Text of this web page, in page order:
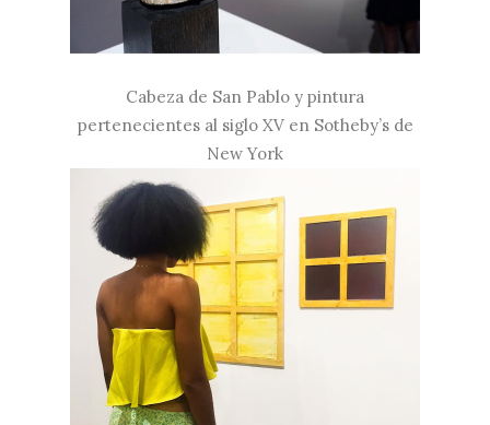
Cabeza de San Pablo y pintura
pertenecientes al siglo XV en Sotheby’s de
New York